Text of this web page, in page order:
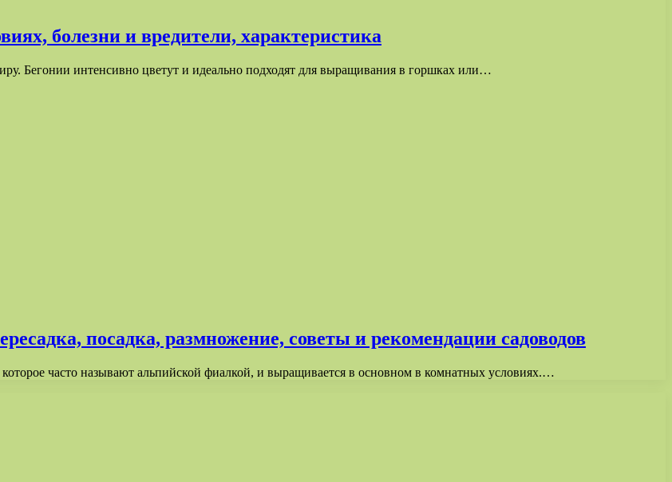
болезни и вредители, характеристика
Бегонии интенсивно цветут и идеально подходят для выращивания в горшках или…
посадка, размножение, советы и рекомендации садоводов
часто называют альпийской фиалкой, и выращивается в основном в комнатных условиях.…